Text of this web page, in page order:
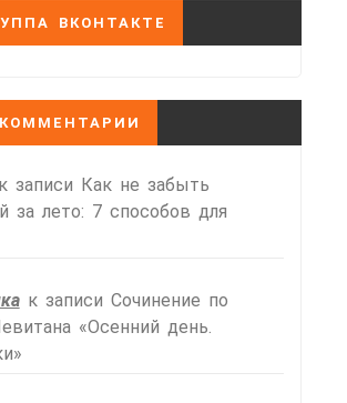
ВКОНТАКТЕ
записи Как не забыть
за лето: 7 способов для
к записи Сочинение по
«Осенний день.